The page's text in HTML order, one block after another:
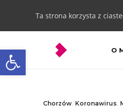
Otwórz pasek narzędzi
Ta strona korzysta z
O
Chorzów, Koronawirus,